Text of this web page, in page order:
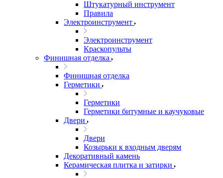
Штукатурный инструмент
Правила
Электроинструмент
Электроинструмент
Краскопульты
Финишная отделка
Финишная отделка
Герметики
Герметики
Герметики битумные и каучуковые
Двери
Двери
Козырьки к входным дверям
Декоративный камень
Керамическая плитка и затирки